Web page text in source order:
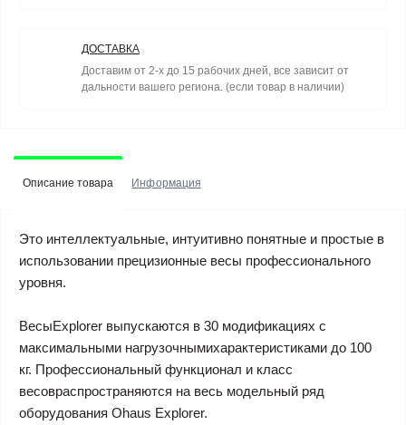
ДОСТАВКА
Доставим от 2-х до 15 рабочих дней, все зависит от
дальности вашего региона. (если товар в наличии)
Описание товара Информация
Это интеллектуальные, интуитивно понятные и простые в
использовании прецизионные весы профессионального
уровня.
ВесыExplorer выпускаются в 30 модификациях с
максимальными нагрузочнымихарактеристиками до 100
кг. Профессиональный функционал и класс
весовраспространяются на весь модельный ряд
оборудования Ohaus Explorer.